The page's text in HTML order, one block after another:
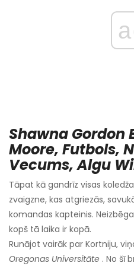
Shawna Gordon
Moore, Futbols,
Vecums, Algu
Tāpat kā gandrīz visas
zvaigzne, kas atgriezās,
komandas kapteinis.
kopš tā laika ir kopā.
Runājot vairāk par Kortniju,
Oregonas Universitāte . No šī